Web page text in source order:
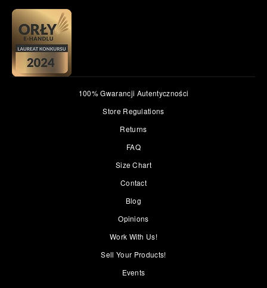
100% Gwarancji Autentyczności
Store Regulations
Returns
FAQ
Size Chart
Contact
Blog
Opinions
Work With Us!
Sell Your Products!
Events